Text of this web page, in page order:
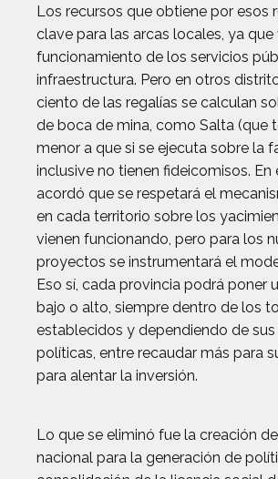
Los recursos que obtiene por esos
clave para las arcas locales, ya que
funcionamiento de los servicios
infraestructura. Pero en otros
ciento de las regalías se calculan
de boca de mina, como Salta (que
menor a que si se ejecuta sobre la
inclusive no tienen fideicomisos. En
acordó que se respetará el
en cada territorio sobre los
vienen funcionando, pero para los
proyectos se instrumentará el
Eso sí, cada provincia podrá poner
bajo o alto, siempre dentro de los
establecidos y dependiendo de sus
políticas, entre recaudar más para
para alentar la inversión.
Lo que se eliminó fue la creación
nacional para la generación de